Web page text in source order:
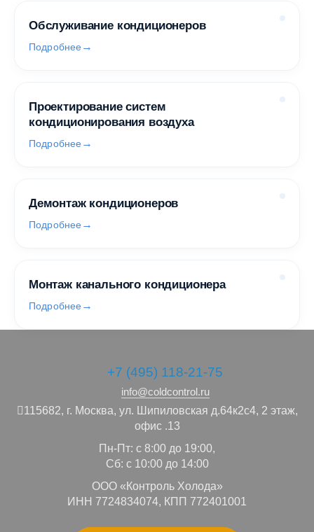
Обслуживание кондиционеров
Подробнее
Проектирование систем
кондиционирования воздуха
Подробнее
Демонтаж кондиционеров
Подробнее
Монтаж канального кондиционера
Подробнее
+7 (495) 118-21-75
info@coldcontrol.ru
115682, г. Москва, ул. Шипиловская д.64к2с4, 2 этаж,
офис .13
Пн-Пт: с 8:00 до 19:00,
Сб: с 10:00 до 14:00
ООО «Контроль Холода»
ИНН 7724834074, КПП 772401001